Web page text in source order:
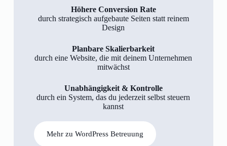
Höhere Conversion Rate
durch strategisch aufgebaute Seiten statt reinem
Design
Planbare Skalierbarkeit
durch eine Website, die mit deinem Unternehmen
mitwächst
Unabhängigkeit & Kontrolle
durch ein System, das du jederzeit selbst steuern
kannst
Mehr zu WordPress Betreuung